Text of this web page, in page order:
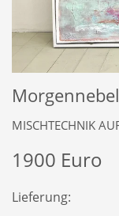
Morgennebel
MISCHTECHNIK
1900 Euro
Lieferung: